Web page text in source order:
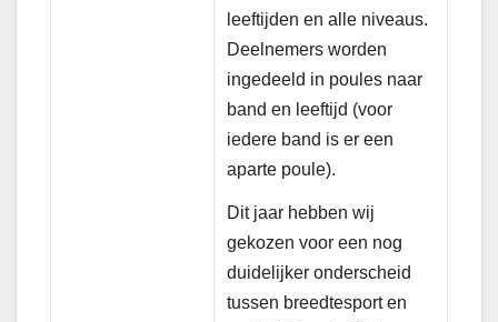
leeftijden en alle niveaus.
Deelnemers worden
ingedeeld in poules naar
band en leeftijd (voor
iedere band is er een
aparte poule).
Dit jaar hebben wij
gekozen voor een nog
duidelijker onderscheid
tussen breedtesport en